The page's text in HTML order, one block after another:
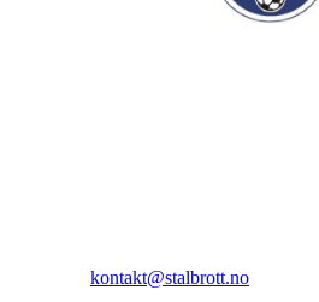
kontakt@stalbrott.no